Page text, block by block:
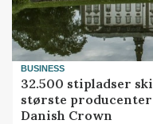
BUSINESS
32.500 stipladser
største
Danish Crown